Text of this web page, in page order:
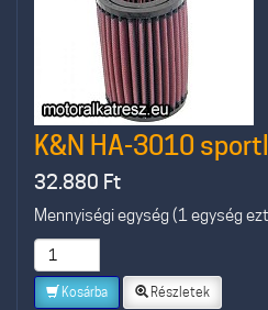
K&N HA-3010
32.880 Ft
Mennyiségi egység (1 egység
Kosárba Részletek